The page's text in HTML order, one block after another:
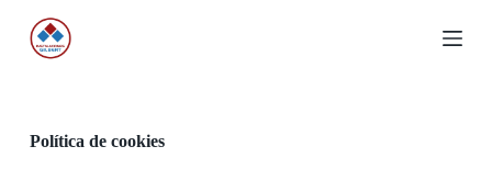
Política de cookies